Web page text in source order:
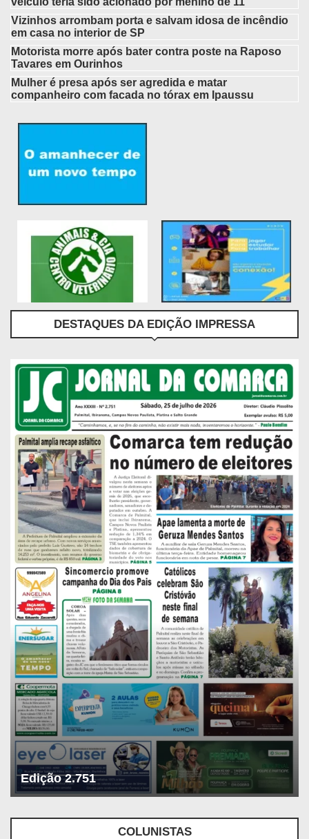
Vizinhos arrombam porta e salvam idosa de incêndio
em casa no interior de SP
Motorista morre após bater contra poste na Raposo
Tavares em Ourinhos
Mulher é presa após ser agredida e matar
companheiro com facada no tórax em Ipaussu
DESTAQUES DA EDIÇÃO IMPRESSA
Edição 2.751
COLUNISTAS